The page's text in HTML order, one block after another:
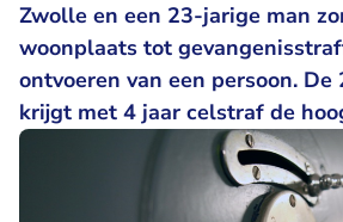
Zwolle en een 23-jarige man
woonplaats tot
ontvoeren van een persoon.
krijgt met 4 jaar celstraf de